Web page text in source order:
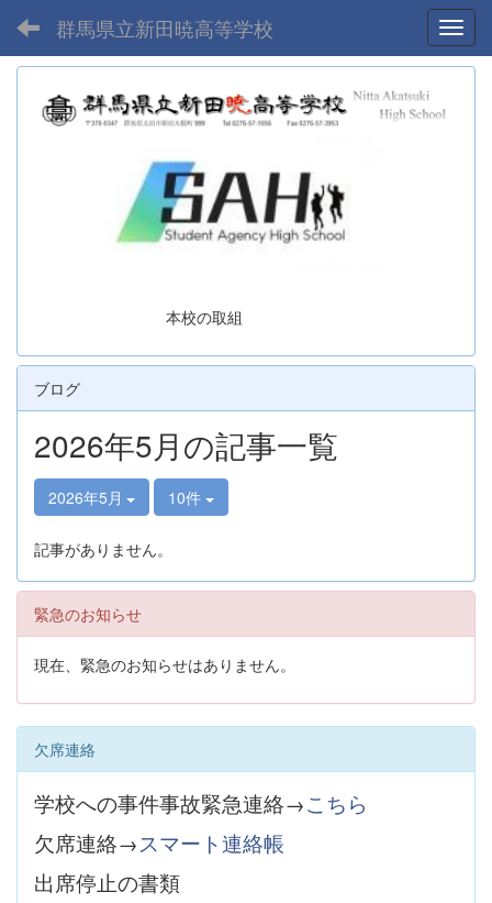
群馬県立新田暁高等学校
本校の取組
ブログ
2026年5月の記事一覧
2026年5月 10件
記事がありません。
緊急のお知らせ
現在、緊急のお知らせはありません。
欠席連絡
学校への事件事故緊急連絡→こちら
欠席連絡→スマート連絡帳
出席停止の書類